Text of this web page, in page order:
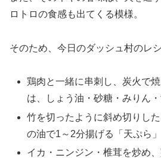
ロトロの食感も出てくる模様。
そのため、今日のダッシュ村のレ
鶏肉と一緒に串刺し、炭火で
は、しょう油・砂糖・みりん・
竹を切ったように斜め切りし
の油で1～2分揚げる「天ぷら」
イカ・ニンジン・椎茸を炒め